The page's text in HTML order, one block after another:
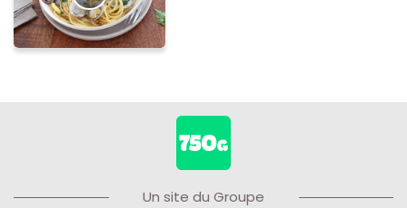
Un site du Groupe